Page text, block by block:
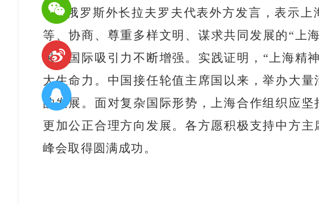
俄罗斯外长拉夫罗夫代表外方发言，表示
等、协商、尊重多样文明、谋求共同发展的“上
果，国际吸引力不断增强。实践证明，“上海精
大生命力。中国接任轮值主席国以来，举办大
的发展。面对复杂国际形势，上海合作组织应
更加公正合理方向发展。各方愿积极支持中方
峰会取得圆满成功。